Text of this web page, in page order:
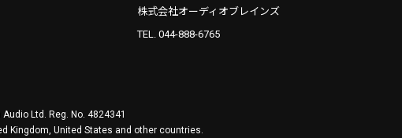
株式会社オーディオブレインズ
TEL. 044-888-6765
Ltd. Reg. No. 4824341
Kingdom, United States and other countries.